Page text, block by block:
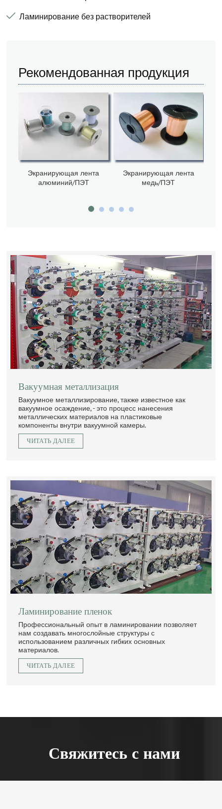
Ламинирование без растворителей
Рекомендованная продукция
Экранирующая лента
алюминий/ПЭТ
Экранирующая лента
медь/ПЭТ
Вакуумная металлизация
Вакуумное металлизирование, также известное как
вакуумное осаждение, - это процесс нанесения
металлических материалов на пластиковые
компоненты внутри вакуумной камеры.
ЧИТАТЬ ДАЛЕЕ
Ламинирование пленок
Профессиональный опыт в ламинировании позволяет
нам создавать многослойные структуры с
использованием различных гибких основных
материалов.
ЧИТАТЬ ДАЛЕЕ
Свяжитесь с нами